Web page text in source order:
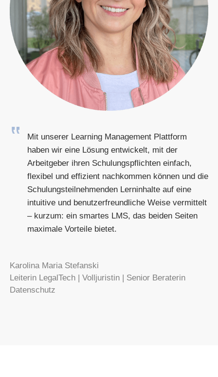
Mit unserer Learning Management Plattform
haben wir eine Lösung entwickelt, mit der
Arbeitgeber ihren Schulungspflichten einfach,
flexibel und effizient nachkommen können und die
Schulungsteilnehmenden Lerninhalte auf eine
intuitive und benutzerfreundliche Weise vermittelt
– kurzum: ein smartes LMS, das beiden Seiten
maximale Vorteile bietet.
Karolina Maria Stefanski
Leiterin LegalTech | Volljuristin | Senior Beraterin
Datenschutz